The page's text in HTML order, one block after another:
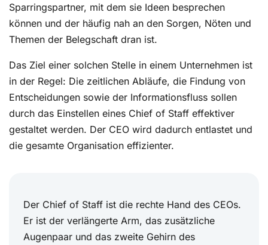
Sparringspartner, mit dem sie Ideen besprechen
können und der häufig nah an den Sorgen, Nöten und
Themen der Belegschaft dran ist.
Das Ziel einer solchen Stelle in einem Unternehmen ist
in der Regel: Die zeitlichen Abläufe, die Findung von
Entscheidungen sowie der Informationsfluss sollen
durch das Einstellen eines Chief of Staff effektiver
gestaltet werden. Der CEO wird dadurch entlastet und
die gesamte Organisation effizienter.
Der Chief of Staff ist die rechte Hand des CEOs.
Er ist der verlängerte Arm, das zusätzliche
Augenpaar und das zweite Gehirn des